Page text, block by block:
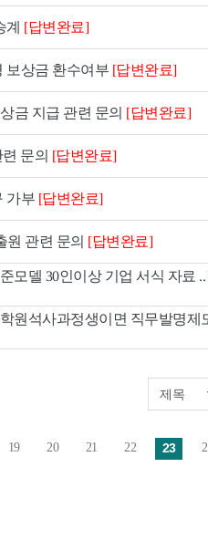
계 [답변완료]
보상금 환수여부 [답변완료]
금 지급 관련 문의 [답변완료]
문의 [답변완료]
가부 [답변완료]
원 관련 문의 [답변완료]
모델 30인이상 기업 서식 자료 ..
원석사과정생이면 직무발명제
19 20 21 22 23